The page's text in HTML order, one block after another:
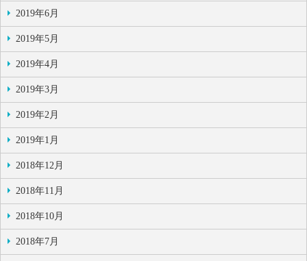
2019年6月
2019年5月
2019年4月
2019年3月
2019年2月
2019年1月
2018年12月
2018年11月
2018年10月
2018年7月